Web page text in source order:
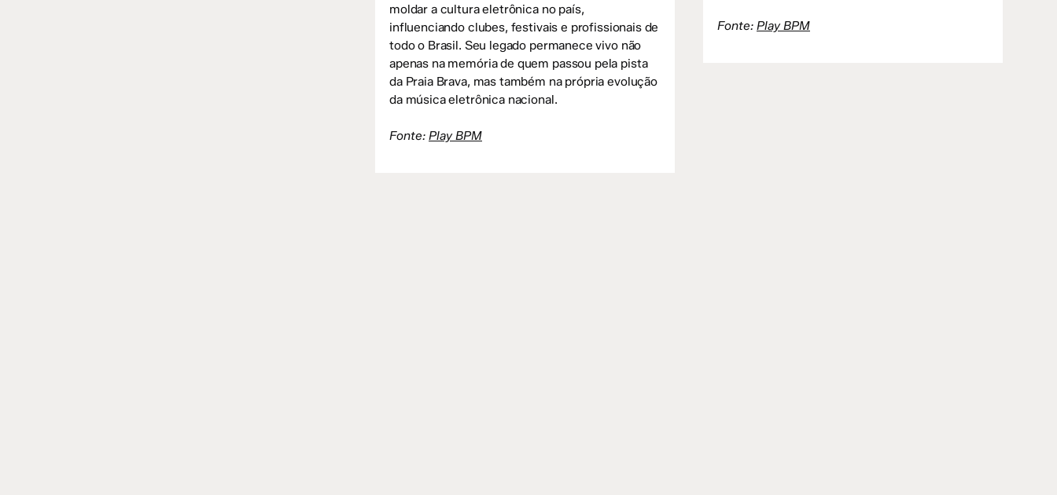
moldar a cultura eletrônica no país,
influenciando clubes, festivais e profissionais de
todo o Brasil. Seu legado permanece vivo não
apenas na memória de quem passou pela pista
da Praia Brava, mas também na própria evolução
da música eletrônica nacional.
Fonte: Play BPM
Fonte: Play BPM